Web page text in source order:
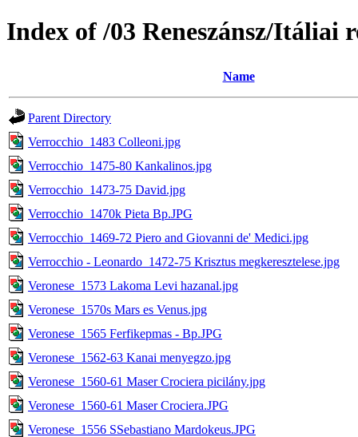
Index of /03 Reneszánsz/Itáliai
Name
Parent Directory
Verrocchio_1483 Colleoni.jpg
Verrocchio_1475-80 Kankalinos.jpg
Verrocchio_1473-75 David.jpg
Verrocchio_1470k Pieta Bp.JPG
Verrocchio_1469-72 Piero and Giovanni de' Medici.jpg
Verrocchio - Leonardo_1472-75 Krisztus megkeresztelese.jpg
Veronese_1573 Lakoma Levi hazanal.jpg
Veronese_1570s Mars es Venus.jpg
Veronese_1565 Ferfikepmas - Bp.JPG
Veronese_1562-63 Kanai menyegzo.jpg
Veronese_1560-61 Maser Crociera picilány.jpg
Veronese_1560-61 Maser Crociera.JPG
Veronese_1556 SSebastiano Mardokeus.JPG